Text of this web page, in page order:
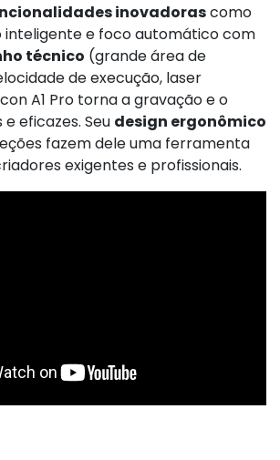
inovadorascomo
inteligente e foco automático com
técnico (grande área de
de execução, laser
A1 Pro torna a gravação e o
eficazes. Seu design ergonômico
fazem dele uma ferramenta
exigentes e profissionais.